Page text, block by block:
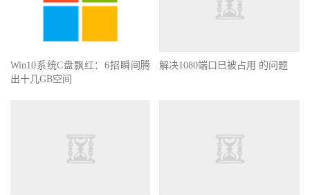
Win10系统C盘飘红：6招瞬间腾
出十几GB空间
解决1080端口已被占用 的问题